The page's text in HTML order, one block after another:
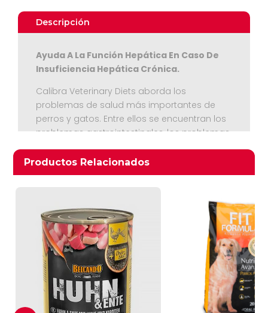
Ver Carrito
Seguir Comprando
Descripción
Ayuda A La Función Hepática En Caso De
Insuficiencia Hepática Crónica.
Calibra Veterinary Diets aborda los
problemas de salud más importantes de
perros y gatos. Entre ellos se encuentran los
problemas gastrointestinales, los problemas
tracto urinario y los riñones, o diagnósticos
como la diabetes mellitus o la hipertensión.
también ofrecemos una alternativa en forma
de dieta enlatada. Hemos consultado todas
las recetas y métodos de prueba con los
principales expertos europeos en nutrición y
dietas clínicas. Este énfasis en el respeto de
los últimos estudios independientes y el uso
de ingredientes de la mejor calidad son los
que hacen que las dietas veterinarias
Productos Relacionados
Productos relacionados